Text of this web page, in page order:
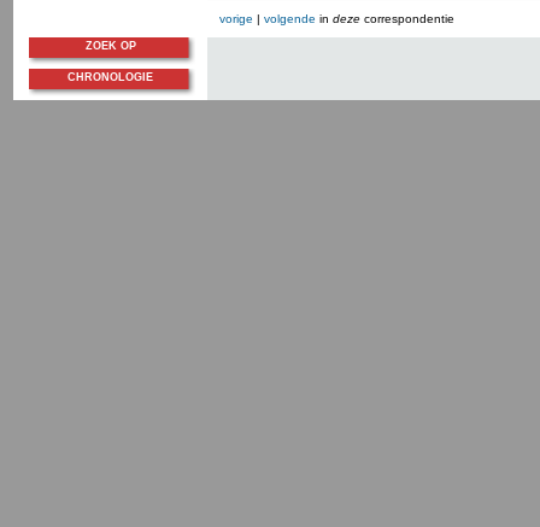
vorige | volgende in deze correspondentie
ZOEK OP
CHRONOLOGIE